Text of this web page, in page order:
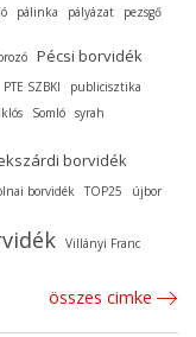
pálinka pályázat pezsgő
Pécsi borvidék
PTE SZBKI
publicisztika
Somló syrah
borvidék
borvidék TOP25 újbor
Villányi Franc
összes cimke